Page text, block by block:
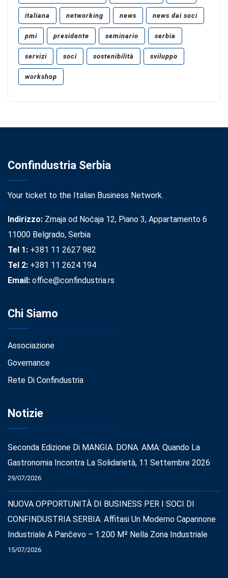
italiana networking news news dai soci
pmi presidente seminario serbia
servizi soci sostenibilità sviluppo
workshop
Confindustria Serbia
Your ticket to the Italian Business Network.
Indirizzo: Zmaja od Noćaja 12, Piano 3, Appartamento 6
11000 Belgrado, Serbia
Tel 1: +381 11 2627 982
Tel 2: +381 11 2624 194
Email: office@confindustria.rs
Chi Siamo
Associazione
Governance
Rete Di Confindustria
Notizie
Seconda Edizione Di MANGIA. DONA. AMA: Quando La
Gastronomia Incontra La Solidarietà, 11 Settembre 2026
29/07/2026
NUOVA OPPORTUNITÀ DI BUSINESS PER I SOCI DI
CONFINDUSTRIA SERBIA: Affitasi Un Moderno Capannone
Industriale A Pančevo – 1.200 M² Nella Zona Industriale
15/07/2026